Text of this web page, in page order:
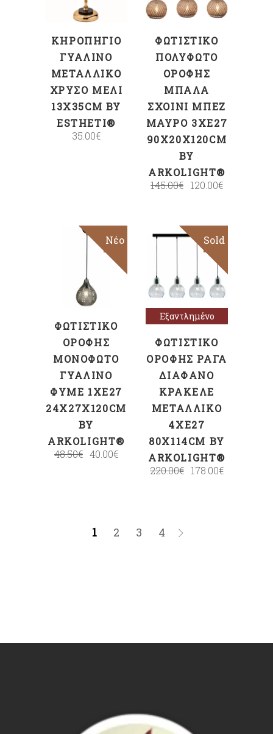
ΚΗΡΟΠΉΓΙΟ
ΓΥΆΛΙΝΟ
ΜΕΤΑΛΛΙΚΌ
ΧΡΥΣΌ ΜΕΛΊ
13X35CM BY
ESTHETI®
35.00€
ΦΩΤΙΣΤΙΚΌ
ΠΟΛΎΦΩΤΟ
ΟΡΟΦΉΣ
ΜΠΆΛΑ
ΣΧΟΙΝΊ ΜΠΕΖ
ΜΑΎΡΟ 3XΕ27
90X20X120CM
BY
ARKOLIGHT®
145.00€ 120.00€
Sale
Νέο
ΠΡΟΣΘΉΚΗ
ΦΩΤΙΣΤΙΚΌ
ΟΡΟΦΉΣ
ΜΟΝΌΦΩΤΟ
ΓΥΆΛΙΝΟ
ΦΥΜΈ 1XΕ27
24X27X120CM
BY
ARKOLIGHT®
48.50€ 40.00€
Sale
Εξαντλημένο
Sold
περισσότερα
ΦΩΤΙΣΤΙΚΌ
ΟΡΟΦΉΣ ΡΆΓΑ
ΔΙΆΦΑΝΟ
ΚΡΑΚΕΛΈ
ΜΕΤΑΛΛΙΚΌ
4XΕ27
80X114CM BY
ARKOLIGHT®
220.00€ 178.00€
1 2 3 4